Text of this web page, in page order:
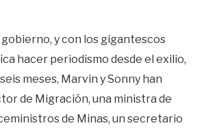
y con los gigantescos
hacer periodismo desde el exilio,
meses, Marvin y Sonny han
de Migración, una ministra de
de Minas, un secretario